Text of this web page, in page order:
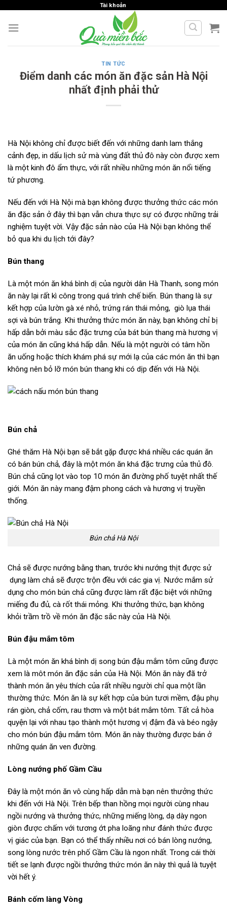
content
Tài khoản
TIN TỨC
Điểm danh các món ăn đặc sản Hà Nội
nhất định phải thử
Hà Nội không chỉ được biết đến với những danh lam thắng
cảnh đẹp, in dấu lịch sử mà vùng đất thủ đô này còn được xem
là một kinh đô ẩm thực, với rất nhiều những món ăn nổi tiếng
tứ phương.
Nếu đến với Hà Nội mà bạn không được thưởng thức các món
ăn đặc sản ở đây thì bạn vẫn chưa thực sự có được những trải
nghiệm tuyệt vời. Vậy đặc sản nào của Hà Nội bạn không thể
bỏ qua khi du lịch tới đây?
Bún thang
Là một món ăn khá bình dị của người dân Hà Thanh, song món
ăn này lại rất kì công trong quá trình chế biến. Bún thang là sự
kết hợp của lườn gà xé nhỏ, trứng rán thái mỏng, giò lụa thái
sợi và bún trắng. Khi thưởng thức món ăn này, bạn không chỉ bị
hấp dẫn bởi màu sắc đặc trưng của bát bún thang mà hương vị
của món ăn cũng khá hấp dẫn. Nếu là một người có tâm hồn
ăn uống hoặc thích khám phá sự mới lạ của các món ăn thì bạn
không nên bỏ lỡ món bún thang khi có dịp đến với Hà Nội.
Bún chả
Ghé thăm Hà Nội bạn sẽ bắt gặp được khá nhiều các quán ăn
có bán bún chả, đây là một món ăn khá đặc trưng của thủ đô.
Bún chả cũng lọt vào top 10 món ăn đường phố tuyệt nhất thế
giới. Món ăn này mang đậm phong cách và hương vị truyền
thống.
Bún chả Hà Nội
Chả sẽ được nướng bằng than, trước khi nướng thịt được sử
dụng làm chả sẽ được trộn đều với các gia vị. Nước mắm sử
dụng cho món bún chả cũng được làm rất đặc biệt với những
miếng đu đủ, cà rốt thái mỏng. Khi thưởng thức, bạn không
khỏi trầm trồ về món ăn đặc sắc này của Hà Nội.
Bún đậu mắm tôm
Là một món ăn khá bình dị song bún đậu mắm tôm cũng được
xem là môt món ăn đặc sản của Hà Nội. Món ăn này đã trở
thành món ăn yêu thích của rất nhiều người chỉ qua một lần
thường thức. Món ăn là sự kết hợp của bún tươi mềm, đậu phụ
rán giòn, chả cốm, rau thơm và một bát mắm tôm. Tất cả hòa
quyện lại với nhau tạo thành một hương vị đậm đà và béo ngậy
cho món bún đậu mắm tôm. Món ăn này thường được bán ở
những quán ăn ven đường.
Lòng nướng phố Gầm Cầu
Đây là một món ăn vô cùng hấp dẫn mà bạn nên thưởng thức
khi đến với Hà Nội. Trên bếp than hồng mọi người cùng nhau
ngồi nướng và thưởng thức, những miếng lòng, dạ dày ngon
giòn được chấm với tương ớt pha loãng như đánh thức được
vị giác của bạn. Bạn có thể thấy nhiều nơi có bán lòng nướng,
song lòng nước trên phố Gầm Cầu là ngon nhất. Trong cái thời
tiết se lạnh được ngồi thưởng thức món ăn này thì quả là tuyệt
vời hết ý.
Bánh cốm làng Vòng